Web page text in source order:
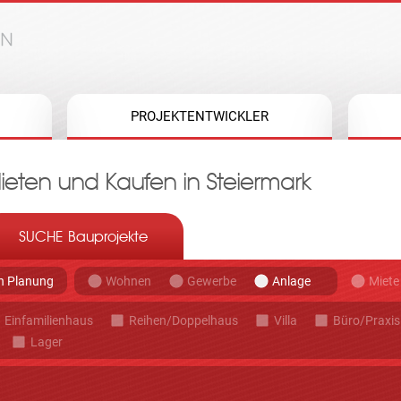
PROJEKTENTWICKLER
und Kaufen in Steiermark
SUCHE Bauprojekte
Planung Wohnen Gewerbe Anlage Miete
Einfamilienhaus Reihen/Doppelhaus Villa Büro/Praxis
Lager